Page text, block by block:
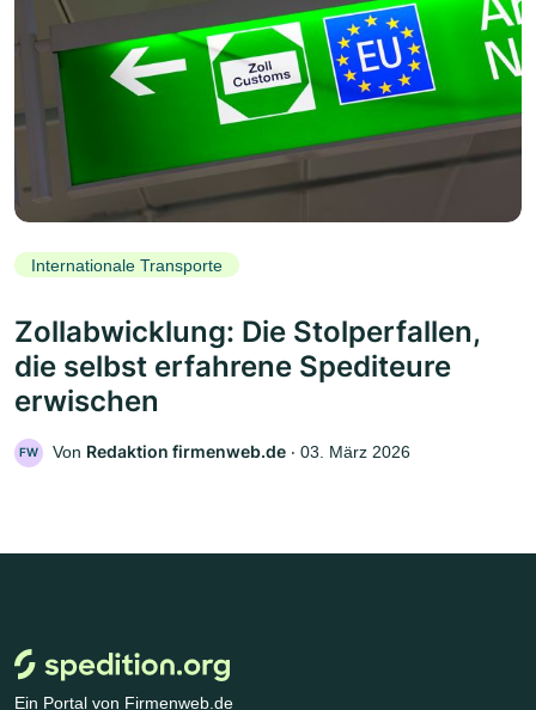
Internationale Transporte
Zollabwicklung: Die Stolperfallen,
die selbst erfahrene Spediteure
erwischen
FW Von Redaktion firmenweb.de ‧ 03. März 2026
Ein Portal von Firmenweb.de